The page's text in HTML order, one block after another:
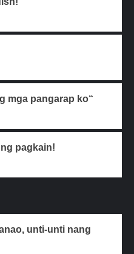
mga pangarap ko“
pagkain!
unti-unti nang